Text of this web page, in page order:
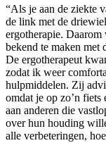
“Als je aan de ziekte
de link met de
ergotherapie.
bekend te maken met
De ergotherapeut
zodat ik weer
hulpmiddelen. Zij
omdat je op zo’n fiets
aan anderen die
over hun houding
alle verbeteringen,